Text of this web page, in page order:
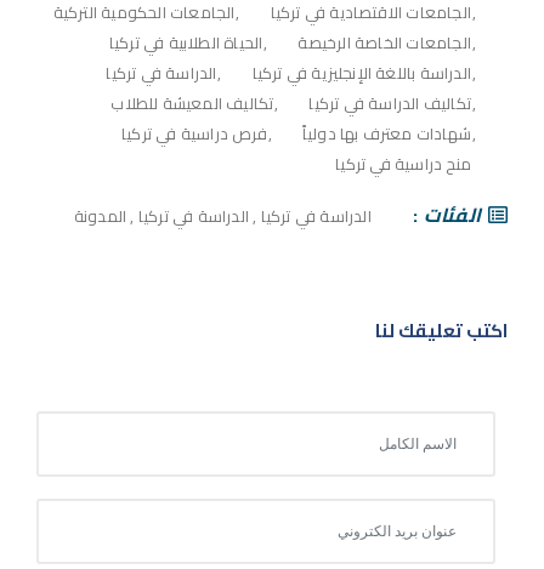
الجامعات الاقتصادية في تركيا
الجامعات الحكومية التركية
الجامعات الخاصة الرخيصة
الحياة الطلابية في تركيا
الدراسة باللغة الإنجليزية في تركيا
الدراسة في تركيا
تكاليف الدراسة في تركيا
تكاليف المعيشة للطلاب
شهادات معترف بها دولياً
فرص دراسية في تركيا
منح دراسية في تركيا
الفئات الدراسة في تركيا ,الدراسة في تركيا ,المدونة
اكتب تعليقك لنا